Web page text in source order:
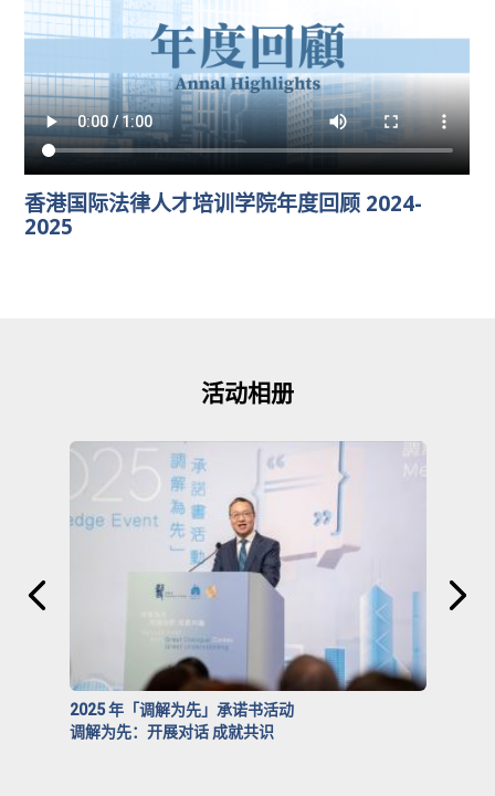
香港国际法律人才培训学院年度回顾 2024-
2025
活动相册
2025 年「调解为先」承诺书活动
调解为先：开展对话 成就共识